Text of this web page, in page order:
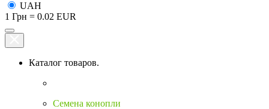
UAH
1 Грн = 0.02 EUR
Каталог товаров.
Семена конопли